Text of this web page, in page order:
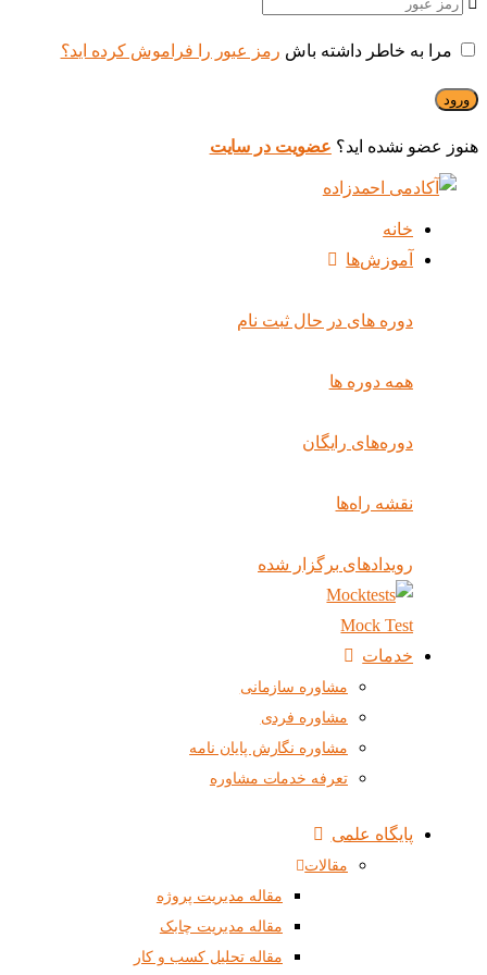
مرا به خاطر داشته باش رمز عبور را فراموش کرده اید؟
هنوز عضو نشده اید؟ عضویت در سایت
خانه
آموزش‌ها
دوره های در حال ثبت نام
همه دوره ها
دوره‌های رایگان
نقشه راه‌ها
رویدادهای برگزار شده
Mock Test
خدمات
مشاوره سازمانی
مشاوره فردی
مشاوره نگارش پایان نامه
تعرفه خدمات مشاوره
پایگاه علمی
مقالات
مقاله مدیریت پروژه
مقاله مدیریت چابک
مقاله تحلیل کسب و کار